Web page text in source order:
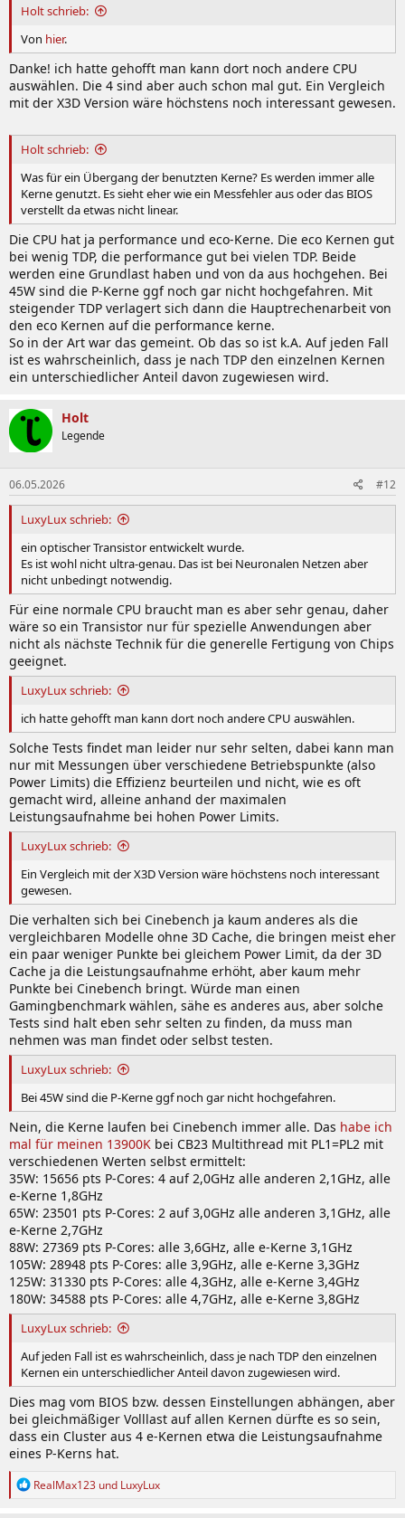
Holt schrieb:
Von hier.
Danke! ich hatte gehofft man kann dort noch andere CPU
auswählen. Die 4 sind aber auch schon mal gut. Ein Vergleich
mit der X3D Version wäre höchstens noch interessant gewesen.
Holt schrieb:
Was für ein Übergang der benutzten Kerne? Es werden immer alle
Kerne genutzt. Es sieht eher wie ein Messfehler aus oder das BIOS
verstellt da etwas nicht linear.
Die CPU hat ja performance und eco-Kerne. Die eco Kernen gut
bei wenig TDP, die performance gut bei vielen TDP. Beide
werden eine Grundlast haben und von da aus hochgehen. Bei
45W sind die P-Kerne ggf noch gar nicht hochgefahren. Mit
steigender TDP verlagert sich dann die Hauptrechenarbeit von
den eco Kernen auf die performance kerne.
So in der Art war das gemeint. Ob das so ist k.A. Auf jeden Fall
ist es wahrscheinlich, dass je nach TDP den einzelnen Kernen
ein unterschiedlicher Anteil davon zugewiesen wird.
Holt
Legende
06.05.2026 #12
LuxyLux schrieb:
ein optischer Transistor entwickelt wurde.
Es ist wohl nicht ultra-genau. Das ist bei Neuronalen Netzen aber
nicht unbedingt notwendig.
Für eine normale CPU braucht man es aber sehr genau, daher
wäre so ein Transistor nur für spezielle Anwendungen aber
nicht als nächste Technik für die generelle Fertigung von Chips
geeignet.
LuxyLux schrieb:
ich hatte gehofft man kann dort noch andere CPU auswählen.
Solche Tests findet man leider nur sehr selten, dabei kann man
nur mit Messungen über verschiedene Betriebspunkte (also
Power Limits) die Effizienz beurteilen und nicht, wie es oft
gemacht wird, alleine anhand der maximalen
Leistungsaufnahme bei hohen Power Limits.
LuxyLux schrieb:
Ein Vergleich mit der X3D Version wäre höchstens noch interessant
gewesen.
Die verhalten sich bei Cinebench ja kaum anderes als die
vergleichbaren Modelle ohne 3D Cache, die bringen meist eher
ein paar weniger Punkte bei gleichem Power Limit, da der 3D
Cache ja die Leistungsaufnahme erhöht, aber kaum mehr
Punkte bei Cinebench bringt. Würde man einen
Gamingbenchmark wählen, sähe es anderes aus, aber solche
Tests sind halt eben sehr selten zu finden, da muss man
nehmen was man findet oder selbst testen.
LuxyLux schrieb:
Bei 45W sind die P-Kerne ggf noch gar nicht hochgefahren.
Nein, die Kerne laufen bei Cinebench immer alle. Das habe ich
mal für meinen 13900K bei CB23 Multithread mit PL1=PL2 mit
verschiedenen Werten selbst ermittelt:
35W: 15656 pts P-Cores: 4 auf 2,0GHz alle anderen 2,1GHz, alle
e-Kerne 1,8GHz
65W: 23501 pts P-Cores: 2 auf 3,0GHz alle anderen 3,1GHz, alle
e-Kerne 2,7GHz
88W: 27369 pts P-Cores: alle 3,6GHz, alle e-Kerne 3,1GHz
105W: 28948 pts P-Cores: alle 3,9GHz, alle e-Kerne 3,3GHz
125W: 31330 pts P-Cores: alle 4,3GHz, alle e-Kerne 3,4GHz
180W: 34588 pts P-Cores: alle 4,7GHz, alle e-Kerne 3,8GHz
LuxyLux schrieb:
Auf jeden Fall ist es wahrscheinlich, dass je nach TDP den einzelnen
Kernen ein unterschiedlicher Anteil davon zugewiesen wird.
Dies mag vom BIOS bzw. dessen Einstellungen abhängen, aber
bei gleichmäßiger Volllast auf allen Kernen dürfte es so sein,
dass ein Cluster aus 4 e-Kernen etwa die Leistungsaufnahme
eines P-Kerns hat.
R
RealMax123 und LuxyLux